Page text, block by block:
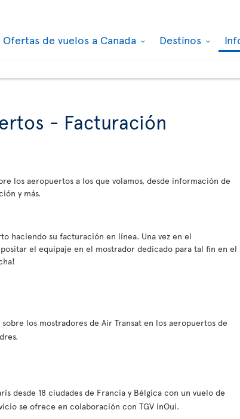
Ofertas de vuelos a Canada Destinos
- Facturación
los aeropuertos a los que volamos, desde información de
y más.
haciendo su facturación en línea. Una vez en el
el equipaje en el mostrador dedicado para tal fin en el
los mostradores de Air Transat en los aeropuertos de
desde 18 ciudades de Francia y Bélgica con un vuelo de
se ofrece en colaboración con TGV inOui.